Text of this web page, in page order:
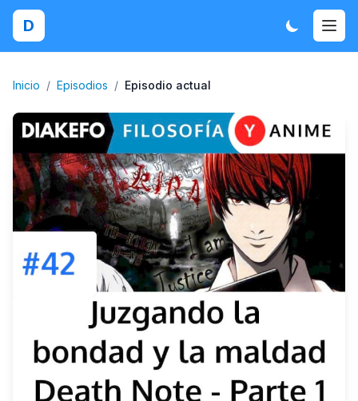
D
Inicio / Episodios / Episodio actual